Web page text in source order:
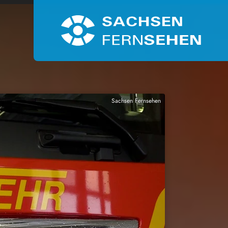
Sachsen Fernsehen